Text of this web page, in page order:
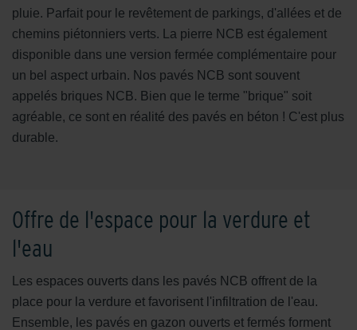
pluie. Parfait pour le revêtement de parkings, d'allées et de
chemins piétonniers verts. La pierre NCB est également
disponible dans une version fermée complémentaire pour
un bel aspect urbain. Nos pavés NCB sont souvent
appelés briques NCB. Bien que le terme "brique" soit
agréable, ce sont en réalité des pavés en béton ! C'est plus
durable.
Offre de l'espace pour la verdure et
l'eau
Les espaces ouverts dans les pavés NCB offrent de la
place pour la verdure et favorisent l'infiltration de l'eau.
Ensemble, les pavés en gazon ouverts et fermés forment